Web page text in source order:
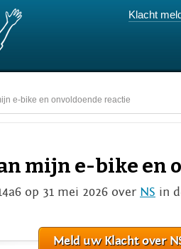
Klacht
e-bike en onvoldoende reactie
mijn e-bike en
op 31 mei 2026 over NS in
Meld uw Klacht over